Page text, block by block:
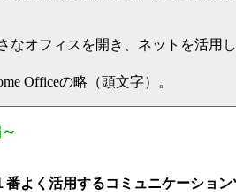
なオフィスを開き、ネットを活用
Officeの略（頭文字）。
番よく活用するコミュニケーショ